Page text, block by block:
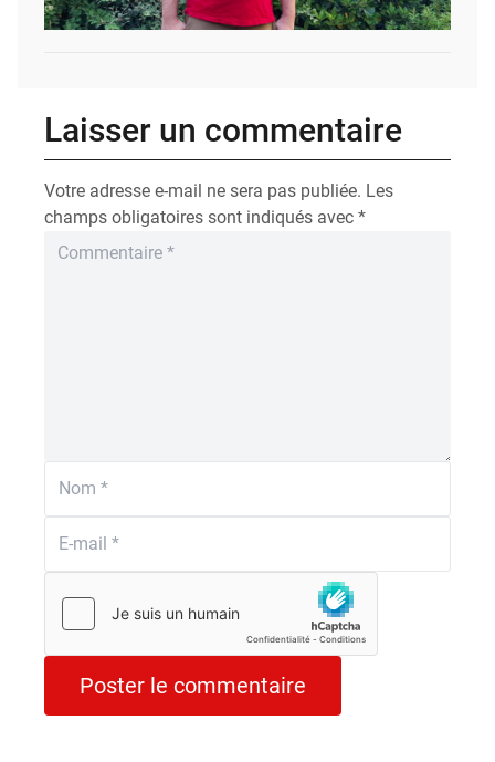
Laisser un commentaire
Votre adresse e-mail ne sera pas publiée. Les
champs obligatoires sont indiqués avec *